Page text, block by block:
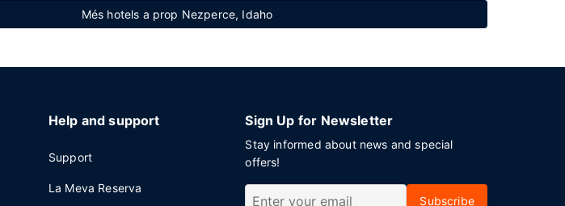
Més hotels a prop Nezperce, Idaho
Help and support
Support
La Meva Reserva
Sign Up for Newsletter
Stay informed about news and special
offers!
Subscribe